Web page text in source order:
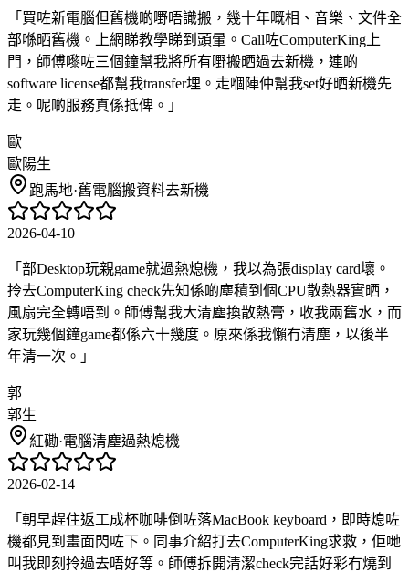
「 買咗新電腦但舊機啲嘢唔識搬，幾十年嘅相、音樂、文件全
部喺晒舊機。上網睇教學睇到頭暈。Call咗ComputerKing上
門，師傅嚟咗三個鐘幫我將所有嘢搬晒過去新機，連啲
software license都幫我transfer埋。走嗰陣仲幫我set好晒新機先
走。呢啲服務真係抵俾。 」
歐
歐陽生
跑馬地·舊電腦搬資料去新機
2026-04-10
「 部Desktop玩親game就過熱熄機，我以為張display card壞。
拎去ComputerKing check先知係啲塵積到個CPU散熱器實晒，
風扇完全轉唔到。師傅幫我大清塵換散熱膏，收我兩舊水，而
家玩幾個鐘game都係六十幾度。原來係我懶冇清塵，以後半
年清一次。 」
郭
郭生
紅磡·電腦清塵過熱熄機
2026-02-14
「 朝早趕住返工成杯咖啡倒咗落MacBook keyboard，即時熄咗
機都見到畫面閃咗下。同事介紹打去ComputerKing求救，佢哋
叫我即刻拎過去唔好等。師傅拆開清潔check完話好彩冇燒到